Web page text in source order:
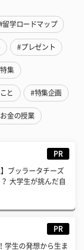
留学ロードマップ
#プレゼント
集
と #特集企画
金の授業
PR
】ブッラータチーズ
大学生が挑んだ自
PR
学生の発想から生ま